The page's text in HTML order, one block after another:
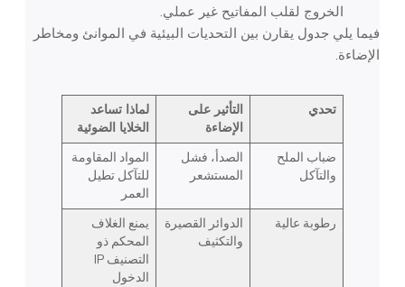
الخروج لقلب المفاتيح غير عملي.
فيما يلي جدول يقارن بين التحديات البيئية في الموانئ ومخاطر
الإضاءة.
تحدي
التأثير على
الإضاءة
لماذا تساعد
الخلايا الضوئية
ضباب الملح
والتآكل
الصدأ، فشل
المستشعر
المواد المقاومة
للتآكل تطيل
العمر
رطوبة عالية
الدوائر القصيرة
والتكثيف
يمنع الغلاف
المحكم ذو
التصنيف IP
الدخول